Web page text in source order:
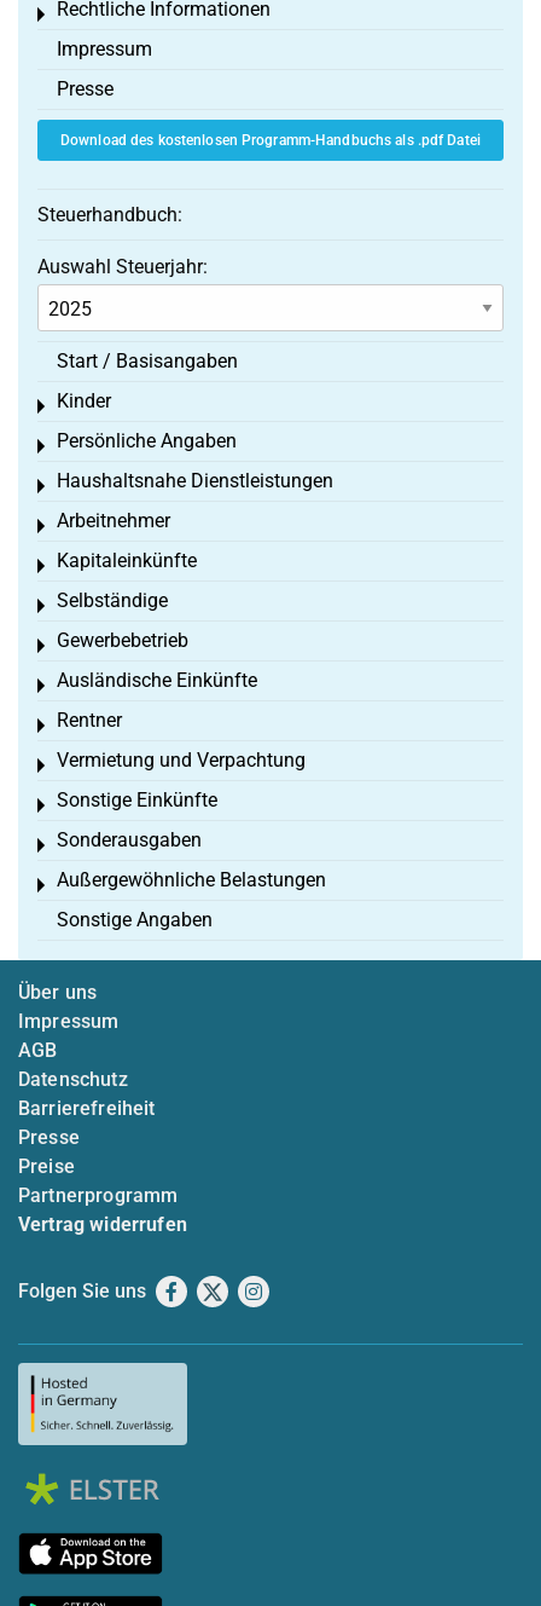
Rechtliche Informationen
Toggle menu
Impressum
Presse
Download des kostenlosen Programm-Handbuchs als .pdf Datei
Steuerhandbuch:
Auswahl Steuerjahr:
Start / Basisangaben
Kinder
Toggle menu
Persönliche Angaben
Toggle menu
Haushaltsnahe Dienstleistungen
Toggle menu
Arbeitnehmer
Toggle menu
Kapitaleinkünfte
Toggle menu
Selbständige
Toggle menu
Gewerbebetrieb
Toggle menu
Ausländische Einkünfte
Toggle menu
Rentner
Toggle menu
Vermietung und Verpachtung
Toggle menu
Sonstige Einkünfte
Toggle menu
Sonderausgaben
Toggle menu
Außergewöhnliche Belastungen
Toggle menu
Sonstige Angaben
Über uns
Impressum
AGB
Datenschutz
Barrierefreiheit
Presse
Preise
Partnerprogramm
Vertrag widerrufen
Folgen Sie uns Facebook
X Instagram